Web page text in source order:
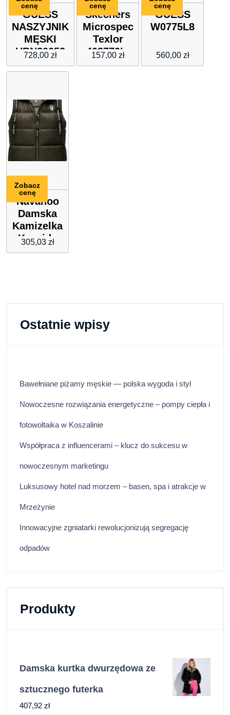
GUESS
NASZYJNIK
MĘSKI
UBN20052
55 CM
728,00 zł
cenę
Skechers
Microspec
Texlor
403770L-
BBK :
157,00 zł
cenę
GUESS
W0775L8
560,00 zł
cenę
Navahoo
Damska
Kamizelka
Kassidy
Olive M
305,03 zł
Zobacz
cenę
Ostatnie wpisy
Bawełniane piżamy męskie — polska wygoda i styl
Nowoczesne rozwiązania energetyczne – pompy ciepła i
fotowoltaika w Koszalinie
Współpraca z influencerami – klucz do sukcesu w
nowoczesnym marketingu
Luksusowy hotel nad morzem – basen, spa i atrakcje w
Mrzeżynie
Innowacyjne zgniatarki rewolucjonizują segregację
odpadów
Produkty
Damska kurtka dwurzędowa ze
sztucznego futerka
407,92 zł